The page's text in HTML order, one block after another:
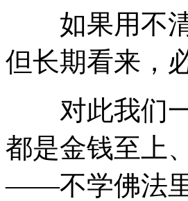
如果用不清
但长期看来，
对此我们一
都是金钱至上
——不学佛法里